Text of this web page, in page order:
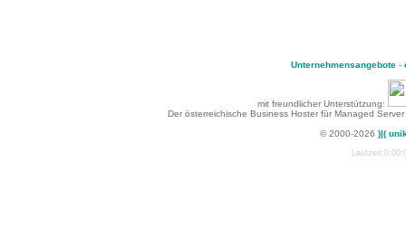
Unternehmensangebote-
mit freundlicher Unterstützung:
Der österreichische Business Hoster für Managed
© 2000-2026 )|(